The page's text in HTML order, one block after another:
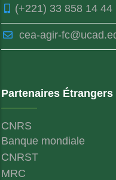
(+221) 33 858 14 44
cea-agir-
Partenaires Étrangers
CNRS
Banque mondiale
CNRST
MRC